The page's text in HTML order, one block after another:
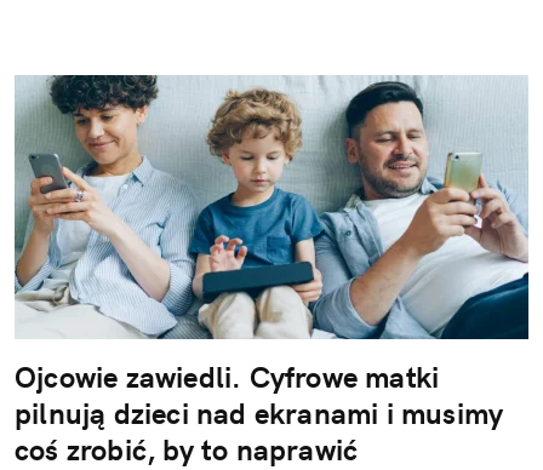
Ojcowie zawiedli. Cyfrowe matki
pilnują dzieci nad ekranami i musimy
coś zrobić, by to naprawić